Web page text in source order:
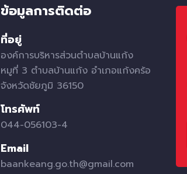
ข้อมูลการติดต่อ
ที่อยู่
องค์การบริหารส่วนตำบลบ้านแก้ง
หมูที่ 3 ตำบลบ้านแก้ง อำเภอแก้งคร้อ
จังหวัดชัยภูมิ 36150
โทรศัพท์
044-056103-4
Email
baankeang.go.th@gmail.com